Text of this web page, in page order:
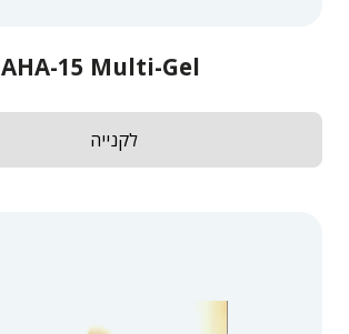
AHA-15 Multi-Gel
לקנייה